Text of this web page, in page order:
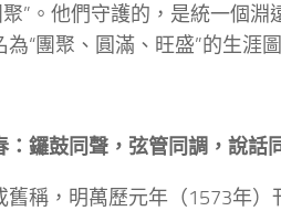
聚”。他們守護的，是統一個淵
“團聚、圓滿、旺盛”的生涯
：鑼鼓同聲，弦管同調，說話
舊稱，明萬歷元年（1573年）